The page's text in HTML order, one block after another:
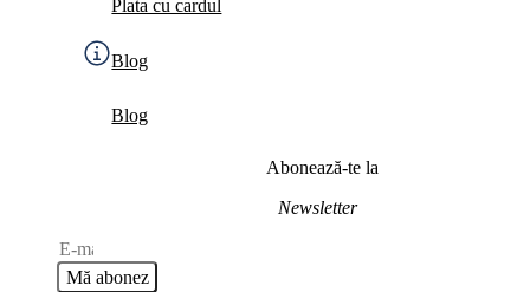
Plata cu cardul
Blog
Blog
Abonează-te la
Newsletter
Mă abonez